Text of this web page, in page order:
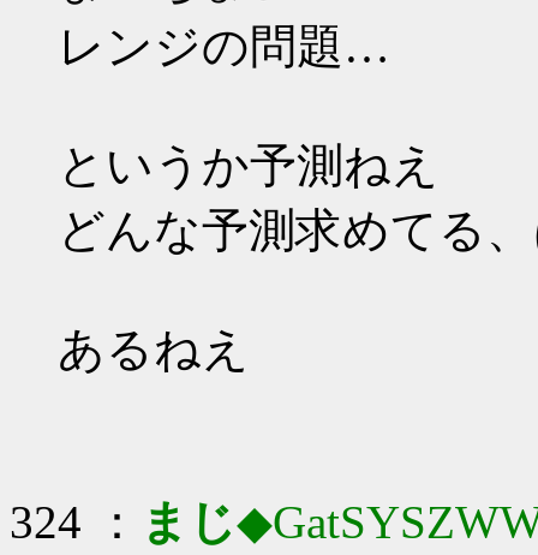
レンジの問題…
というか予測ねえ
どんな予測求めてる
あるねえ
324 ： まじ